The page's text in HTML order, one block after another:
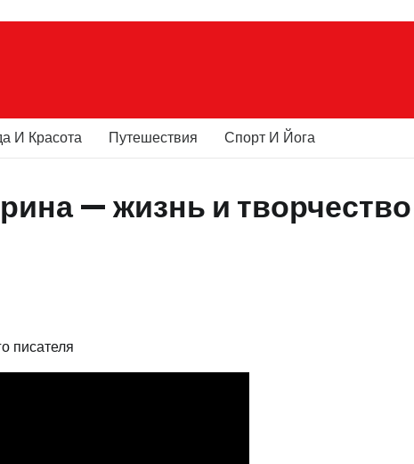
И Красота Путешествия Спорт И Йога
— жизнь и творчество